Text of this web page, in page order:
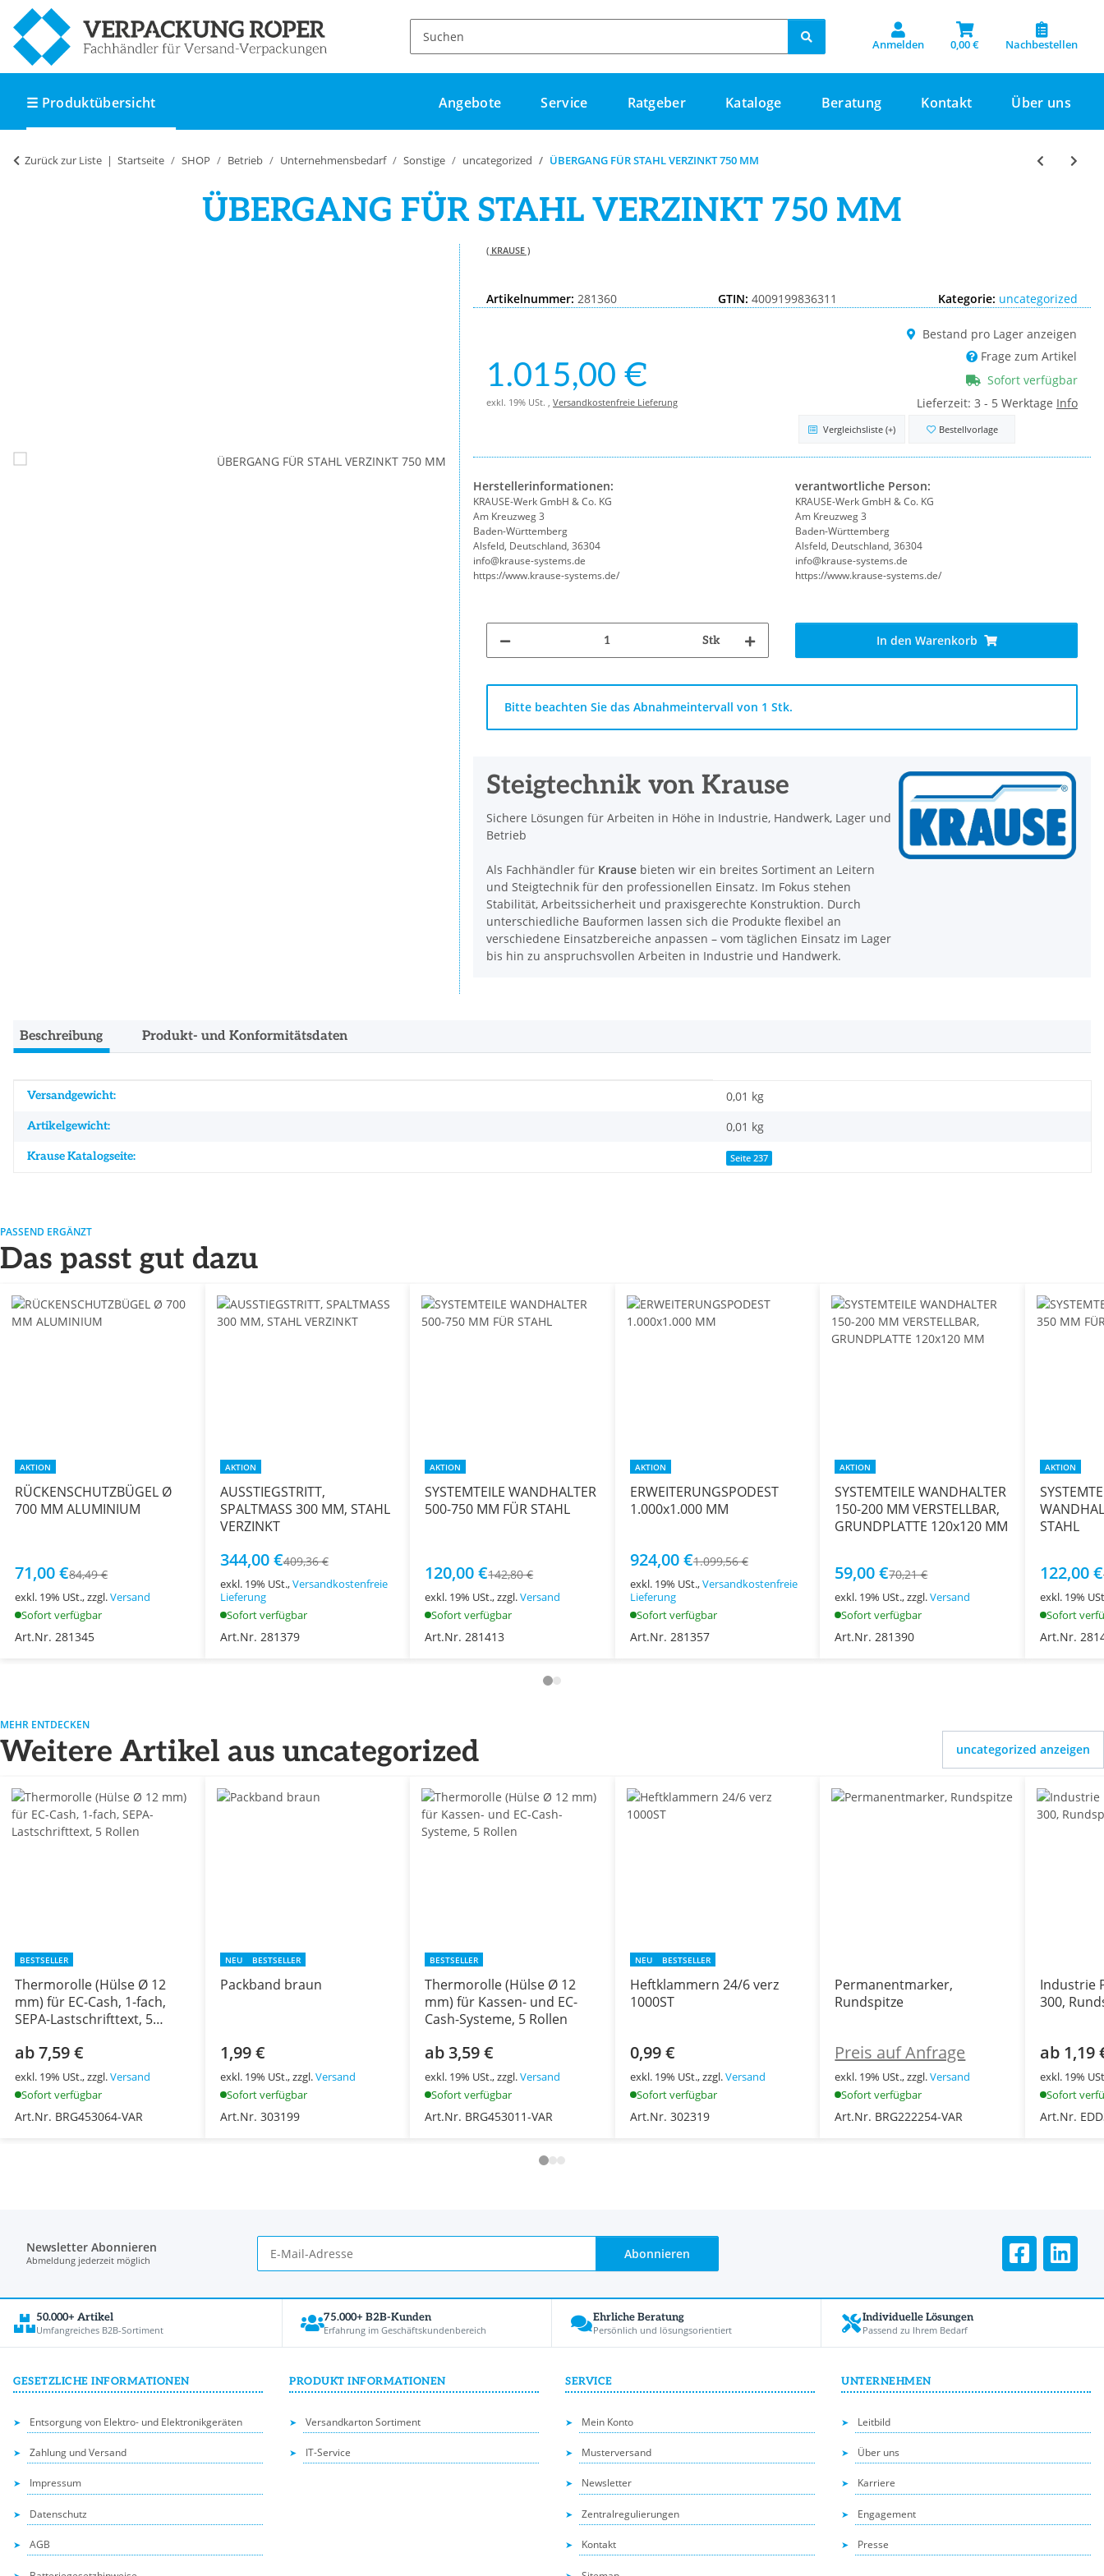
Anmelden 0,00 € Nachbestellen
☰ Produktübersicht Angebote Service Ratgeber Kataloge Beratung Kontakt Über uns
Zurück zur Liste Startseite SHOP Betrieb Unternehmensbedarf Sonstige uncategorized ÜBERGANG FÜR STAHL VERZINKT 750 MM
ÜBERGANG FÜR STAHL VERZINKT 750 MM
( KRAUSE )
Artikelnummer: 281360 GTIN: 4009199836311 Kategorie: uncategorized
1.015,00 €
exkl. 19% USt. , Versandkostenfreie Lieferung
Bestand pro Lager anzeigen
Frage zum Artikel
Sofort verfügbar
Lieferzeit: 3 - 5 Werktage Info
Vergleichsliste (+) Bestellvorlage
Herstellerinformationen:
KRAUSE-Werk GmbH & Co. KG
Am Kreuzweg 3
Baden-Württemberg
Alsfeld, Deutschland, 36304
info@krause-systems.de
https://www.krause-systems.de/
verantwortliche Person:
KRAUSE-Werk GmbH & Co. KG
Am Kreuzweg 3
Baden-Württemberg
Alsfeld, Deutschland, 36304
info@krause-systems.de
https://www.krause-systems.de/
Stk In den Warenkorb
x
Bitte beachten Sie das Abnahmeintervall von 1 Stk.
Steigtechnik von Krause
Sichere Lösungen für Arbeiten in Höhe in Industrie, Handwerk, Lager und
Betrieb
Als Fachhändler für Krause bieten wir ein breites Sortiment an Leitern
und Steigtechnik für den professionellen Einsatz. Im Fokus stehen
Stabilität, Arbeitssicherheit und praxisgerechte Konstruktion. Durch
unterschiedliche Bauformen lassen sich die Produkte flexibel an
verschiedene Einsatzbereiche anpassen – vom täglichen Einsatz im Lager
bis hin zu anspruchsvollen Arbeiten in Industrie und Handwerk.
Beschreibung Produkt- und Konformitätsdaten
Produkteigenschaft
Wert
Versandgewicht: 0,01 kg
Artikelgewicht: 0,01 kg
Krause Katalogseite: Seite 237
PASSEND ERGÄNZT
Das passt gut dazu
AKTION
RÜCKENSCHUTZBÜGEL Ø
700 MM ALUMINIUM
71,00 €84,49 €
exkl. 19% USt., zzgl.Versand
Sofort verfügbar
Art.Nr. 281345
AKTION
AUSSTIEGSTRITT,
SPALTMASS 300 MM, STAHL
VERZINKT
344,00 €409,36 €
exkl. 19% USt.,Versandkostenfreie
Lieferung
Sofort verfügbar
Art.Nr. 281379
AKTION
SYSTEMTEILE WANDHALTER
500-750 MM FÜR STAHL
120,00 €142,80 €
exkl. 19% USt., zzgl.Versand
Sofort verfügbar
Art.Nr. 281413
AKTION
ERWEITERUNGSPODEST
1.000x1.000 MM
924,00 €1.099,56 €
exkl. 19% USt.,Versandkostenfreie
Lieferung
Sofort verfügbar
Art.Nr. 281357
AKTION
SYSTEMTEILE WANDHALTER
150-200 MM VERSTELLBAR,
GRUNDPLATTE 120x120 MM
59,00 €70,21 €
exkl. 19% USt., zzgl.Versand
Sofort verfügbar
Art.Nr. 281390
AKTION
STAHL
122,00 €
exkl. 19%
Sofort
Art.Nr.
MEHR ENTDECKEN
Weitere Artikel aus uncategorized uncategorized anzeigen
BESTSELLER
Thermorolle (Hülse Ø 12
mm) für EC-Cash, 1-fach,
SEPA-Lastschrifttext, 5
ab 7,59 €
exkl. 19% USt., zzgl.Versand
Sofort verfügbar
Art.Nr. BRG453064-VAR
NEU BESTSELLER
Packband braun
1,99 €
exkl. 19% USt., zzgl.Versand
Sofort verfügbar
Art.Nr. 303199
BESTSELLER
Thermorolle (Hülse Ø 12
mm) für Kassen- und EC-
Cash-Systeme, 5 Rollen
ab 3,59 €
exkl. 19% USt., zzgl.Versand
Sofort verfügbar
Art.Nr. BRG453011-VAR
NEU BESTSELLER
Heftklammern 24/6 verz
1000ST
0,99 €
exkl. 19% USt., zzgl.Versand
Sofort verfügbar
Art.Nr. 302319
Permanentmarker,
Rundspitze
Preis auf Anfrage
exkl. 19% USt., zzgl.Versand
Sofort verfügbar
Art.Nr. BRG222254-VAR
Industrie
300,
ab 1,19
exkl. 19%
Sofort
Art.Nr.
Newsletter Abonnieren
Abmeldung jederzeit möglich Abonnieren
50.000+ Artikel
Umfangreiches B2B-Sortiment
75.000+ B2B-Kunden
Erfahrung im Geschäftskundenbereich
Ehrliche Beratung
Persönlich und lösungsorientiert
Individuelle Lösungen
Passend zu Ihrem Bedarf
GESETZLICHE INFORMATIONEN
Entsorgung von Elektro- und Elektronikgeräten
Zahlung und Versand
Impressum
Datenschutz
AGB
PRODUKT INFORMATIONEN
Versandkarton Sortiment
IT-Service
SERVICE
Mein Konto
Musterversand
Newsletter
Zentralregulierungen
Kontakt
UNTERNEHMEN
Leitbild
Über uns
Karriere
Engagement
Presse